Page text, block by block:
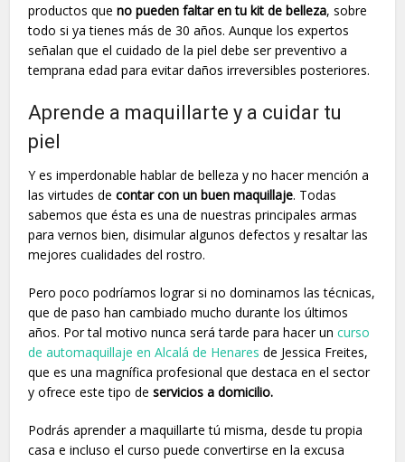
productos queno pueden faltar en tu kit de belleza, sobre
todo si ya tienes más de 30 años. Aunque los expertos
señalan que el cuidado de la piel debe ser preventivo a
temprana edad para evitar daños irreversibles posteriores.
Aprende a maquillarte y a cuidar tu
piel
Y es imperdonable hablar de belleza y no hacer mención a
las virtudes decontar con un buen maquillaje. Todas
sabemos que ésta es una de nuestras principales armas
para vernos bien, disimular algunos defectos y resaltar las
mejores cualidades del rostro.
Pero poco podríamos lograr si no dominamos las técnicas,
que de paso han cambiado mucho durante los últimos
años. Por tal motivo nunca será tarde para hacer uncurso
de automaquillaje en Alcalá de Henares de Jessica Freites,
que es una magnífica profesional que destaca en el sector
y ofrece este tipo deservicios a domicilio.
Podrás aprender a maquillarte tú misma, desde tu propia
casa e incluso el curso puede convertirse en la excusa